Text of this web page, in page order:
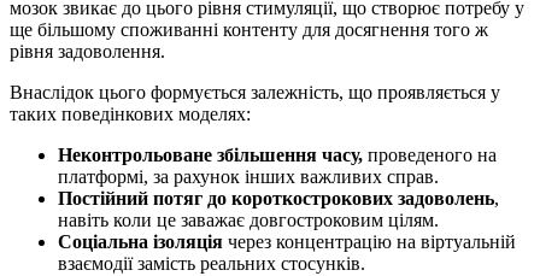
мозок звикає до цього рівня стимуляції, що створює потребу у
ще більшому споживанні контенту для досягнення того ж
рівня задоволення.
Внаслідок цього формується залежність, що проявляється у
таких поведінкових моделях:
Неконтрольоване збільшення часу, проведеного на
платформі, за рахунок інших важливих справ.
Постійний потяг до короткострокових задоволень,
навіть коли це заважає довгостроковим цілям.
Соціальна ізоляція через концентрацію на віртуальній
взаємодії замість реальних стосунків.